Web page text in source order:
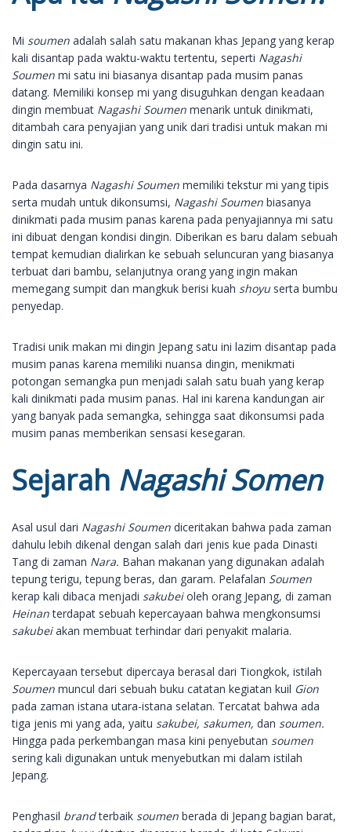
Mi soumen adalah salah satu makanan khas Jepang yang kerap
kali disantap pada waktu-waktu tertentu, seperti Nagashi
Soumen mi satu ini biasanya disantap pada musim panas
datang. Memiliki konsep mi yang disuguhkan dengan keadaan
dingin membuat Nagashi Soumen menarik untuk dinikmati,
ditambah cara penyajian yang unik dari tradisi untuk makan mi
dingin satu ini.
Pada dasarnya Nagashi Soumen memiliki tekstur mi yang tipis
serta mudah untuk dikonsumsi, Nagashi Soumen biasanya
dinikmati pada musim panas karena pada penyajiannya mi satu
ini dibuat dengan kondisi dingin. Diberikan es baru dalam sebuah
tempat kemudian dialirkan ke sebuah seluncuran yang biasanya
terbuat dari bambu, selanjutnya orang yang ingin makan
memegang sumpit dan mangkuk berisi kuah shoyu serta bumbu
penyedap.
Tradisi unik makan mi dingin Jepang satu ini lazim disantap pada
musim panas karena memiliki nuansa dingin, menikmati
potongan semangka pun menjadi salah satu buah yang kerap
kali dinikmati pada musim panas. Hal ini karena kandungan air
yang banyak pada semangka, sehingga saat dikonsumsi pada
musim panas memberikan sensasi kesegaran.
Sejarah Nagashi Somen
Asal usul dari Nagashi Soumen diceritakan bahwa pada zaman
dahulu lebih dikenal dengan salah dari jenis kue pada Dinasti
Tang di zaman Nara. Bahan makanan yang digunakan adalah
tepung terigu, tepung beras, dan garam. Pelafalan Soumen
kerap kali dibaca menjadi sakubeioleh orang Jepang, di zaman
Heinanterdapat sebuah kepercayaan bahwa mengkonsumsi
sakubeiakan membuat terhindar dari penyakit malaria.
Kepercayaan tersebut dipercaya berasal dari Tiongkok, istilah
Soumen muncul dari sebuah buku catatan kegiatan kuil Gion
pada zaman istana utara-istana selatan. Tercatat bahwa ada
tiga jenis mi yang ada, yaitu sakubei, sakumen, dan soumen.
Hingga pada perkembangan masa kini penyebutan soumen
sering kali digunakan untuk menyebutkan mi dalam istilah
Jepang.
Penghasil brandterbaik soumen berada di Jepang bagian barat,